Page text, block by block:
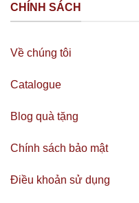
CHÍNH SÁCH
Về chúng tôi
Catalogue
Blog quà tặng
Chính sách bảo mật
Điều khoản sử dụng